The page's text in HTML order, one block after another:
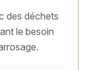
des déchets
le besoin